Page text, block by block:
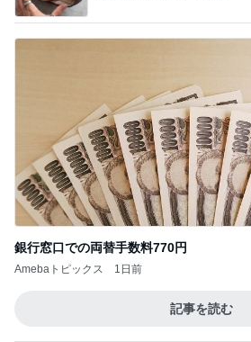
銀行窓口での両替手数料770円
Amebaトピックス 1日前
記事を読む